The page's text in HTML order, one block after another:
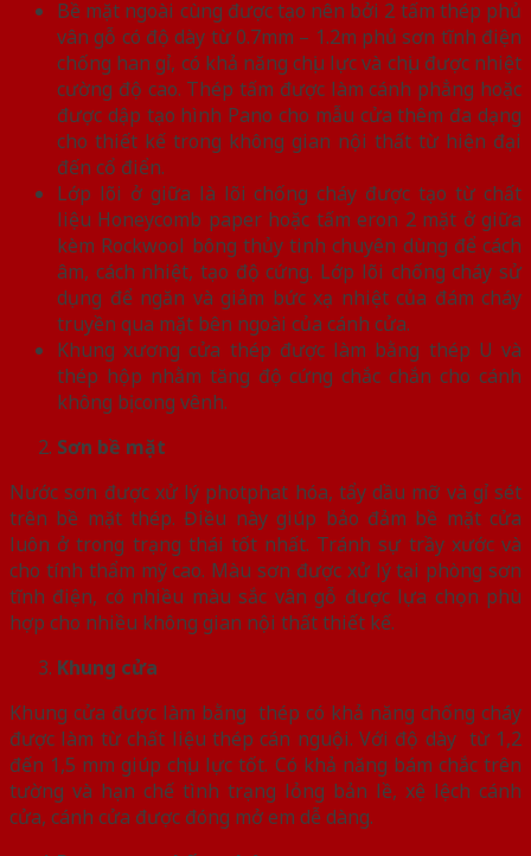
Bề mặt ngoài cùng được tạo nên bởi 2 tấm thép phủ
vân gỗ có độ dày từ 0.7mm – 1.2m phủ sơn tĩnh điện
chống han gỉ, có khả năng chịu lực và chịu được nhiệt
cường độ cao. Thép tấm được làm cánh phẳng hoặc
được dập tạo hình Pano cho mẫu cửa thêm đa dạng
cho thiết kế trong không gian nội thất từ hiện đại
đến cổ điển.
Lớp lõi ở giữa là lõi chống cháy được tạo từ chất
liệu Honeycomb paper hoặc tấm eron 2 mặt ở giữa
kèm Rockwool bông thủy tinh chuyên dùng để cách
âm, cách nhiệt, tạo độ cứng. Lớp lõi chống cháy sử
dụng để ngăn và giảm bức xạ nhiệt của đám cháy
truyền qua mặt bên ngoài của cánh cửa.
Khung xương cửa thép được làm bằng thép U và
thép hộp nhằm tăng độ cứng chắc chắn cho cánh
không bị cong vênh.
Sơn bề mặt
Nước sơn được xử lý photphat hóa, tẩy dầu mỡ và gỉ sét
trên bề mặt thép. Điều này giúp bảo đảm bề mặt cửa
luôn ở trong trạng thái tốt nhất. Tránh sự trầy xước và
cho tính thẩm mỹ cao. Màu sơn được xử lý tại phòng sơn
tĩnh điện, có nhiều màu sắc vân gỗ được lựa chọn phù
hợp cho nhiều không gian nội thất thiết kế.
Khung cửa
Khung cửa được làm bằng thép có khả năng chống cháy
được làm từ chất liệu thép cán nguội. Với độ dày từ 1,2
đến 1,5 mm giúp chịu lực tốt. Có khả năng bám chắc trên
tường và hạn chế tình trạng lỏng bản lề, xệ lệch cánh
cửa, cánh cửa được đóng mở em dễ dàng.